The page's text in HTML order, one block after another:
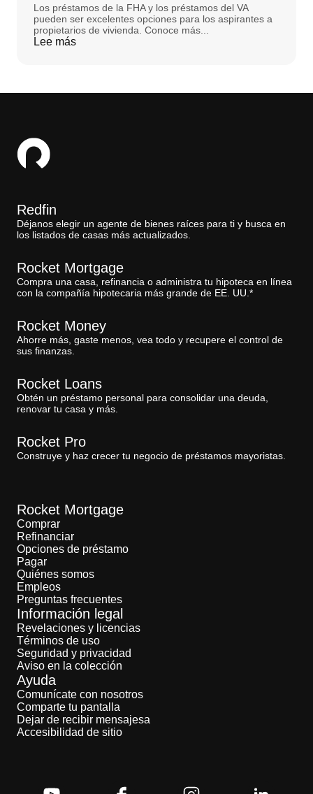
Los préstamos de la FHA y los préstamos del VA
pueden ser excelentes opciones para los aspirantes a
propietarios de vivienda. Conoce más...
Lee más
Redfin
Déjanos elegir un agente de bienes raíces para ti y busca en
los listados de casas más actualizados.
Rocket Mortgage
Compra una casa, refinancia o administra tu hipoteca en línea
con la compañía hipotecaria más grande de EE. UU.*
Rocket Money
Ahorre más, gaste menos, vea todo y recupere el control de
sus finanzas.
Rocket Loans
Obtén un préstamo personal para consolidar una deuda,
renovar tu casa y más.
Rocket Pro
Construye y haz crecer tu negocio de préstamos mayoristas.
Rocket Mortgage
Comprar
Refinanciar
Opciones de préstamo
Pagar
Quiénes somos
Empleos
Preguntas frecuentes
Información legal
Revelaciones y licencias
Términos de uso
Seguridad y privacidad
Aviso en la colección
Ayuda
Comunícate con nosotros
Comparte tu pantalla
Dejar de recibir mensajesa
Accesibilidad de sitio